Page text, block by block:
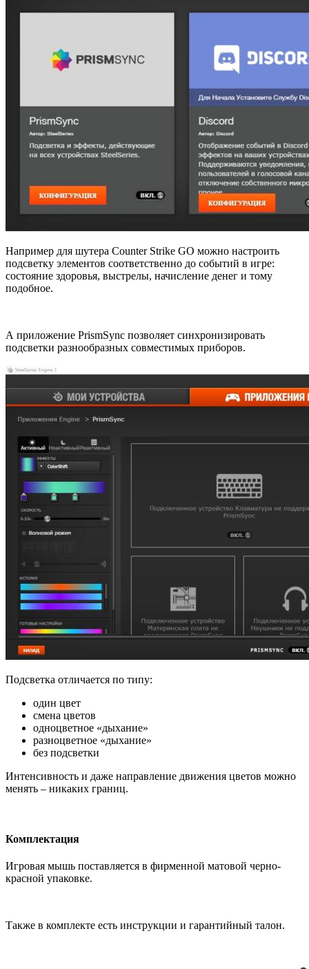
Например для шутера Counter Strike GO можно настроить
подсветку элементов соответственно до событий в игре:
состояние здоровья, выстрелы, начисление денег и тому
подобное.
А приложение PrismSync позволяет синхронизировать
подсветки разнообразных совместимых приборов.
Подсветка отличается по типу:
один цвет
смена цветов
одноцветное «дыхание»
разноцветное «дыхание»
без подсветки
Интенсивность и даже направление движения цветов можно
менять – никаких границ.
Комплектация
Игровая мышь поставляется в фирменной матовой черно-
красной упаковке.
Также в комплекте есть инструкции и гарантийный талон.